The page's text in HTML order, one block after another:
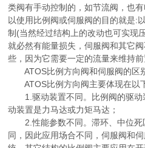
类阀有手动控制的，如节流阀，也
以使用比例阀或伺服阀的目的就是:
制(当然经过结构上的改动也可实现
就必然有能量损失，伺服阀和其它
些，因为它需要一定的流量来维持前
ATOS比例方向阀和伺服阀的区
ATOS比例方向阀主要体现在以
1.驱动装置不同。比例阀的驱动
动装置是力马达或力矩马达；
2.性能参数不同。滞环、中位死
同，因此应用场合不同，伺服阀和